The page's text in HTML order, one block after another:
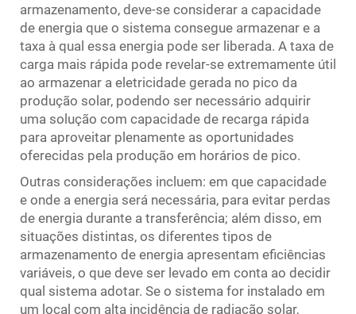
armazenamento, deve-se considerar a capacidade
de energia que o sistema consegue armazenar e a
taxa à qual essa energia pode ser liberada. A taxa de
carga mais rápida pode revelar-se extremamente útil
ao armazenar a eletricidade gerada no pico da
produção solar, podendo ser necessário adquirir
uma solução com capacidade de recarga rápida
para aproveitar plenamente as oportunidades
oferecidas pela produção em horários de pico.
Outras considerações incluem: em que capacidade
e onde a energia será necessária, para evitar perdas
de energia durante a transferência; além disso, em
situações distintas, os diferentes tipos de
armazenamento de energia apresentam eficiências
variáveis, o que deve ser levado em conta ao decidir
qual sistema adotar. Se o sistema for instalado em
um local com alta incidência de radiação solar,